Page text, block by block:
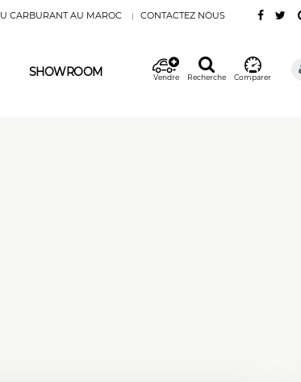
CARBURANT AU MAROC CONTACTEZ NOUS
Comparer
Recherche
Vendre
SHOWROOM